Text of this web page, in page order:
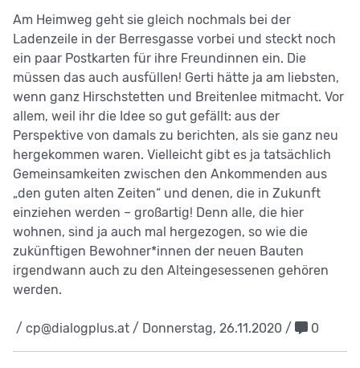
Am Heimweg geht sie gleich nochmals bei der
Ladenzeile in der Berresgasse vorbei und steckt noch
ein paar Postkarten für ihre Freundinnen ein. Die
müssen das auch ausfüllen! Gerti hätte ja am liebsten,
wenn ganz Hirschstetten und Breitenlee mitmacht. Vor
allem, weil ihr die Idee so gut gefällt: aus der
Perspektive von damals zu berichten, als sie ganz neu
hergekommen waren. Vielleicht gibt es ja tatsächlich
Gemeinsamkeiten zwischen den Ankommenden aus
„den guten alten Zeiten“ und denen, die in Zukunft
einziehen werden – großartig! Denn alle, die hier
wohnen, sind ja auch mal hergezogen, so wie die
zukünftigen Bewohner*innen der neuen Bauten
irgendwann auch zu den Alteingesessenen gehören
werden.
/ cp@dialogplus.at / Donnerstag, 26.11.2020 / 0